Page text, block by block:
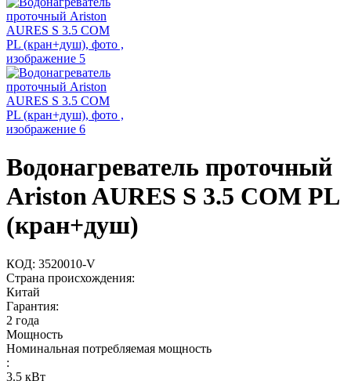
Водонагреватель проточный
Ariston AURES S 3.5 COM PL
(кран+душ)
КОД: 3520010-V
Страна происхождения:
Китай
Гарантия:
2 года
Мощность
Номинальная потребляемая мощность
:
3.5 кВт